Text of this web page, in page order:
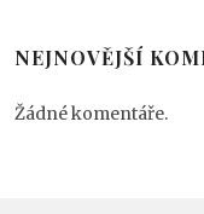
NEJNOVĚJŠÍ
Žádné komentáře.